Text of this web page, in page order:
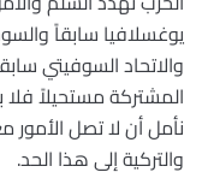
يوغسلافيا سابقاً
والاتحاد السوفيتي
المشتركة مستحيلاً فلا
نأمل أن لا تصل الأمور
والتركية إلى هذا الحد.